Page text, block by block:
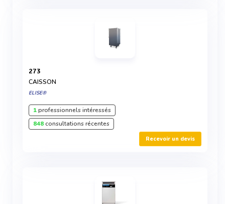
273
CAISSON
ELISE®
1professionnels intéressés
848consultations récentes
Recevoir un devis